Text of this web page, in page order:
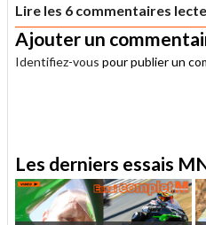
Lire les 6 commentaires
Ajouter un
Identifiez-vous pour publier un
Les derniers essais